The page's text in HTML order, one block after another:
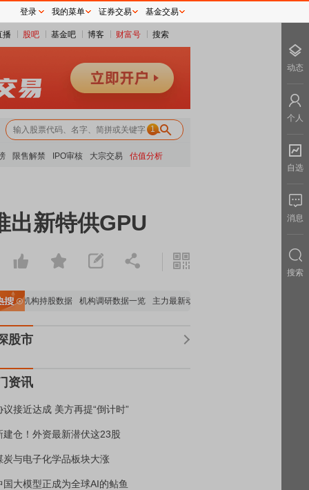
播 股吧 基金吧 博客 财富号 搜索
1
限售解禁 IPO审核 大宗交易 估值分析
出新特供GPU
机构持股数据 机构调研数据一览 主力最新动向
股市
资讯
议接近达成 美方再提“倒计时”
建仓！外资最新潜伏这23股
炭与电子化学品板块大涨
国大模型正成为全球AI的鲇鱼
登录 我的菜单 证券交易 基金交易
动态
个人
自选
消息
搜索